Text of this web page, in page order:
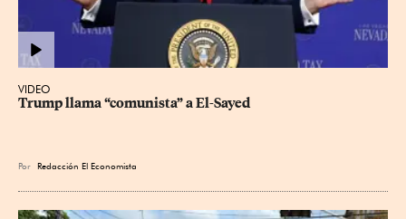
VIDEO
Trump llama “comunista” a El-Sayed
Por Redacción El Economista